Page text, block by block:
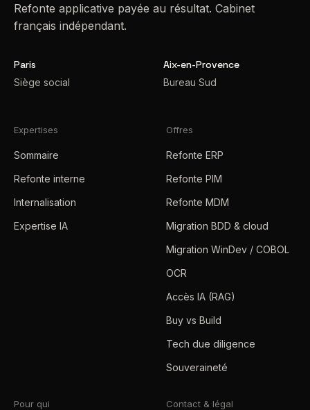
Refonte applicative payée au résultat. Cabinet
français indépendant.
Paris
Siège social
Aix-en-Provence
Bureau Sud
Expertises
Sommaire
Refonte interne
Internalisation
Expertise IA
Offres
Refonte ERP
Refonte PIM
Refonte MDM
Migration BDD & cloud
Migration WinDev / COBOL
OCR
Accès IA (RAG)
Buy vs Build
Tech due diligence
Souveraineté
Pour qui Contact & légal